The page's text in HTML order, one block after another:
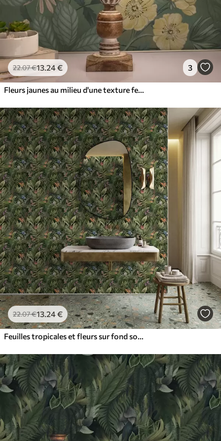
22.07€13.24€ 3
Fleurs jaunes au milieu d'une texture feuillue verte
22.07€13.24€
Feuilles tropicales et fleurs sur fond sombre